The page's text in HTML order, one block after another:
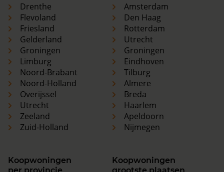
Drenthe
Flevoland
Friesland
Gelderland
Groningen
Limburg
Noord-Brabant
Noord-Holland
Overijssel
Utrecht
Zeeland
Zuid-Holland
Amsterdam
Den Haag
Rotterdam
Utrecht
Groningen
Eindhoven
Tilburg
Almere
Breda
Haarlem
Apeldoorn
Nijmegen
Koopwoningen
Koopwoningen